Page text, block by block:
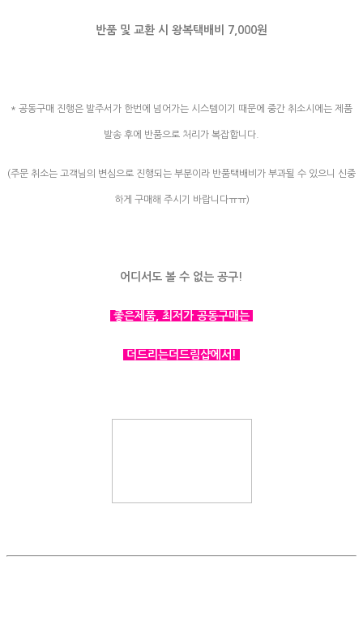
반품 및 교환 시 왕복택배비 7,000원
* 공동구매 진행은 발주서가 한번에 넘어가는 시스템이기 때문에 중간 취소시에는 제품
발송 후에 반품으로 처리가 복잡합니다.
(주문 취소는 고객님의 변심으로 진행되는 부분이라 반품택배비가 부과될 수 있으니 신중
하게 구매해 주시기 바랍니다ㅠㅠ)
어디서도 볼 수 없는 공구!
좋은제품, 최저가 공동구매는
더드리는더드림샵에서!